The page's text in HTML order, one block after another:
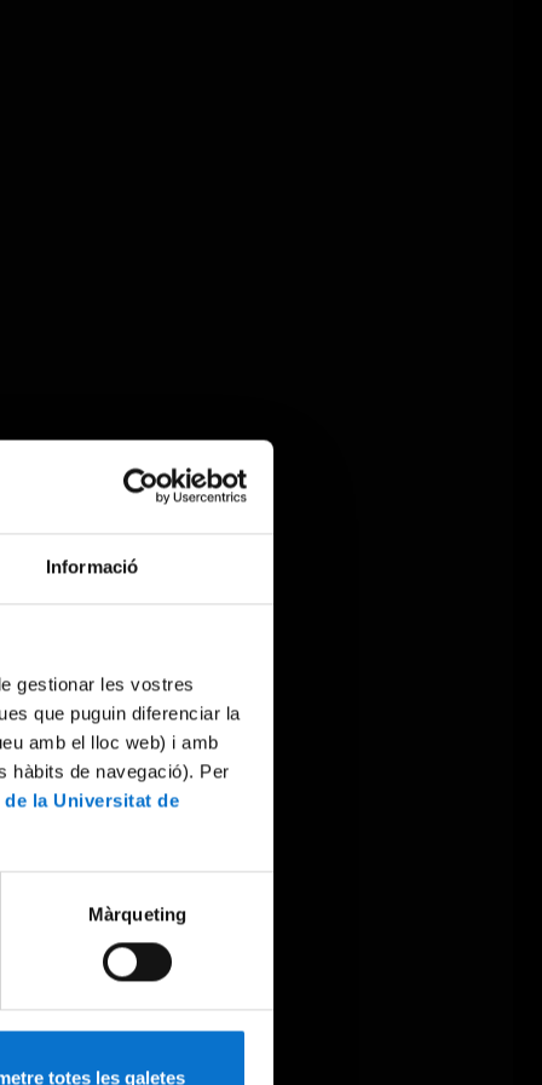
Informació
gestionar les vostres
que puguin diferenciar la
amb el lloc web) i amb
hàbits de navegació). Per
la Universitat de
Màrqueting
totes les galetes